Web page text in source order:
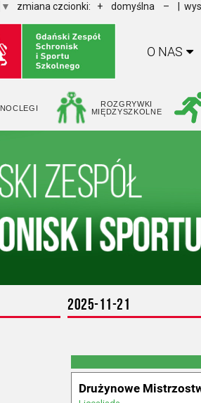
▼ zmiana czcionki: + domyślna – |
O NAS
NOCLEGI
ROZGRYWKI
MIĘDZYSZKOLNE
2025-11-21
Drużynowe